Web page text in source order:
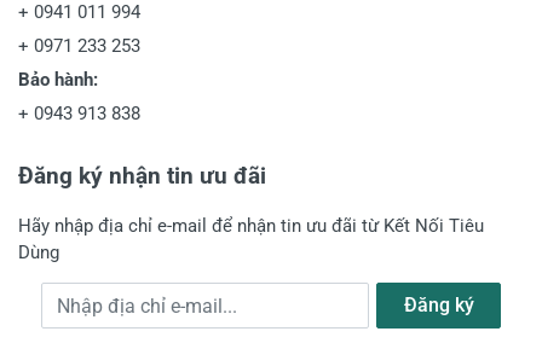
+ 0941 011 994
+ 0971 233 253
Bảo hành:
+ 0943 913 838
Đăng ký nhận tin ưu đãi
Hãy nhập địa chỉ e-mail để nhận tin ưu đãi từ Kết Nối Tiêu
Dùng
Địa chỉ e-mail Đăng ký